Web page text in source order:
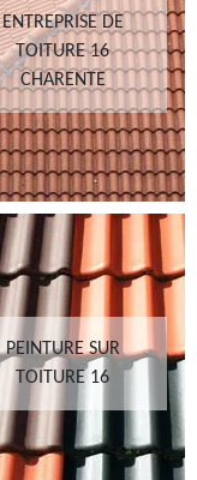
ENTREPRISE DE
TOITURE 16
CHARENTE
PEINTURE SUR
TOITURE 16